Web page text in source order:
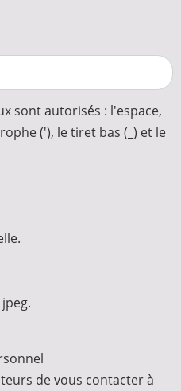
sont autorisés : l'espace,
('), le tiret bas (_) et le
de vous contacter à